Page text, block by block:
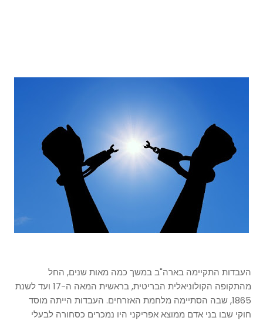
העבדות התקיימה בארה"ב במשך כמה מאות שנים, החל
מהתקופה הקולוניאלית הבריטית, בראשית המאה ה-17 ועד לשנת
1865, שבה הסתיימה מלחמת האזרחים. העבדות הייתה מוסד
חוקי שבו בני אדם ממוצא אפריקני היו נמכרים כסחורה לבעלי